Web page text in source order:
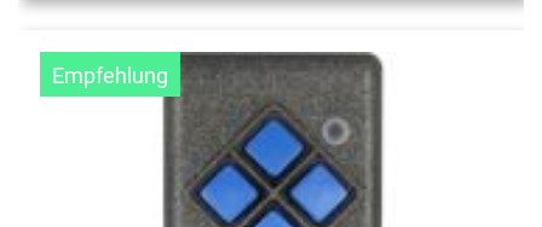
Empfehlung